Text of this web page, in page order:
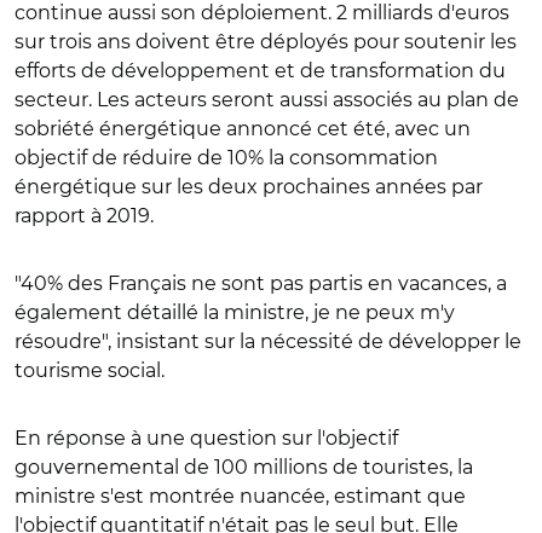
continue aussi son déploiement. 2 milliards d'euros
sur trois ans doivent être déployés pour soutenir les
efforts de développement et de transformation du
secteur. Les acteurs seront aussi associés au plan de
sobriété énergétique annoncé cet été, avec un
objectif de réduire de 10% la consommation
énergétique sur les deux prochaines années par
rapport à 2019.
"40% des Français ne sont pas partis en vacances, a
également détaillé la ministre, je ne peux m'y
résoudre", insistant sur la nécessité de développer le
tourisme social.
En réponse à une question sur l'objectif
gouvernemental de 100 millions de touristes, la
ministre s'est montrée nuancée, estimant que
l'objectif quantitatif n'était pas le seul but. Elle